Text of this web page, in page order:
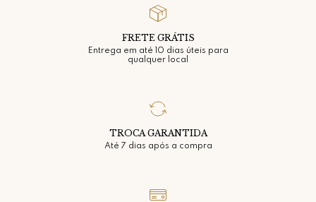
FRETE GRÁTIS
Entrega em até 10 dias úteis para
qualquer local
TROCA GARANTIDA
Até 7 dias após a compra